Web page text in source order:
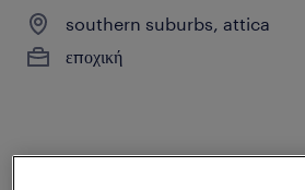
southern suburbs, attica
εποχική